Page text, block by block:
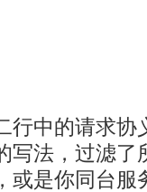
行中的请求协
写法，过滤了
或是你同台服